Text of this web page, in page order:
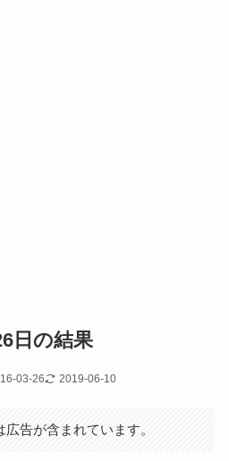
日の結果
03-26 2019-06-10
告が含まれています。